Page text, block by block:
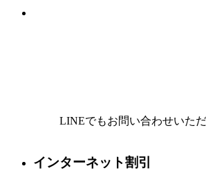
LINEでもお問い合わせいただ
インターネット割引